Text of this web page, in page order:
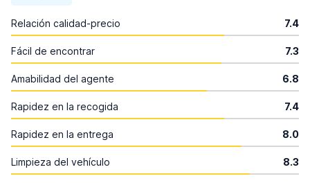
Relación calidad-precio 7.4
Fácil de encontrar 7.3
Amabilidad del agente 6.8
Rapidez en la recogida 7.4
Rapidez en la entrega 8.0
Limpieza del vehículo 8.3